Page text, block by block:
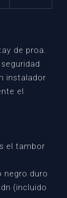
de proa.
instalador
el
el tambor
negro duro
(incluido